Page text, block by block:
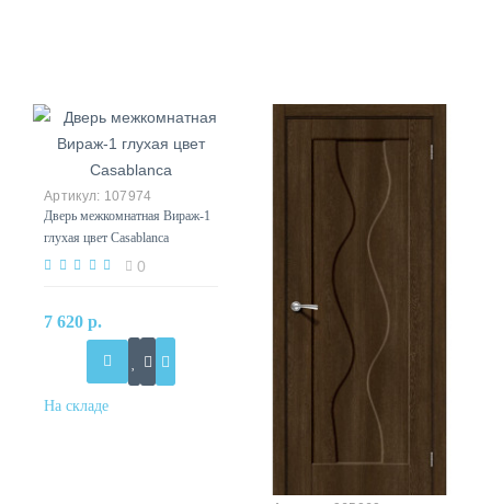
107974
Дверь межкомнатная Вираж-1
глухая цвет Casablanca
0
7 620 р.